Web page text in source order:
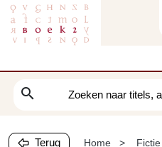
search
Terug Home Fictie